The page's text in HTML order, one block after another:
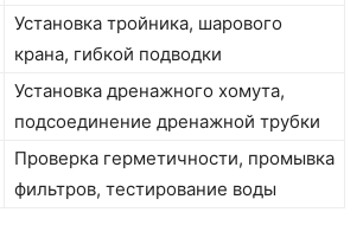
Установка тройника, шарового
крана, гибкой подводки
Установка дренажного хомута,
подсоединение дренажной трубки
Проверка герметичности, промывка
фильтров, тестирование воды